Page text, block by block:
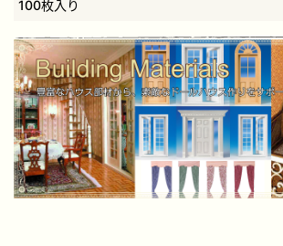
100枚入り